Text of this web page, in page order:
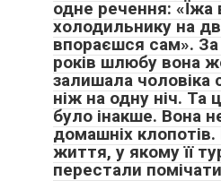
одне речення: «Їжа
холодильнику на
впораєшся сам».
років шлюбу вона
залишала
ніж на одну ніч. Та
було інакше. Вона
домашніх клопотів.
життя, у якому її
перестали помічати